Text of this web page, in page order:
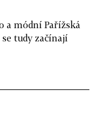
a módní Pařížská
tudy začínají